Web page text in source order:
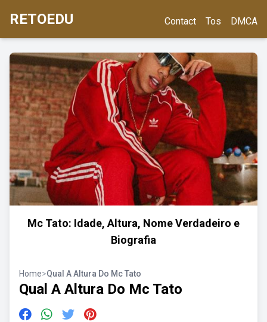
RETOEDU Contact Tos DMCA
Mc Tato: Idade, Altura, Nome Verdadeiro e
Biografia
Home>Qual A Altura Do Mc Tato
Qual A Altura Do Mc Tato